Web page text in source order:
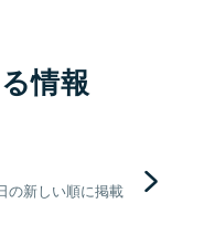
情報
の新しい順に掲載